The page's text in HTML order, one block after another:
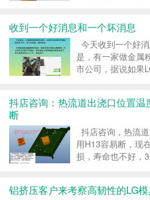
收到一个好消息和一个坏消息
今天收到一个好
是，有一家做金属
市公司，据说如果
就他不点头。 &n...
抖店咨询：热流道出浇口位置温
断
抖店咨询，热流
用H13容易断，现
损，寿命也不好，
铝挤压客户来考察高韧性的LG